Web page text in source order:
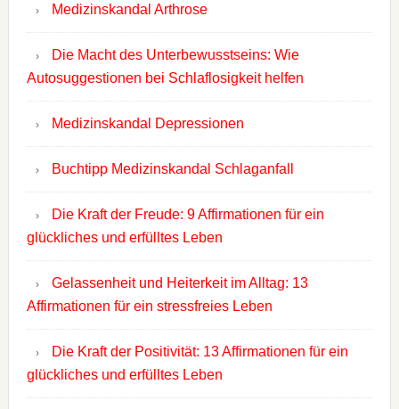
Medizinskandal Arthrose
Die Macht des Unterbewusstseins: Wie
Autosuggestionen bei Schlaflosigkeit helfen
Medizinskandal Depressionen
Buchtipp Medizinskandal Schlaganfall
Die Kraft der Freude: 9 Affirmationen für ein
glückliches und erfülltes Leben
Gelassenheit und Heiterkeit im Alltag: 13
Affirmationen für ein stressfreies Leben
Die Kraft der Positivität: 13 Affirmationen für ein
glückliches und erfülltes Leben